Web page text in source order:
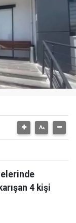
4 kişi